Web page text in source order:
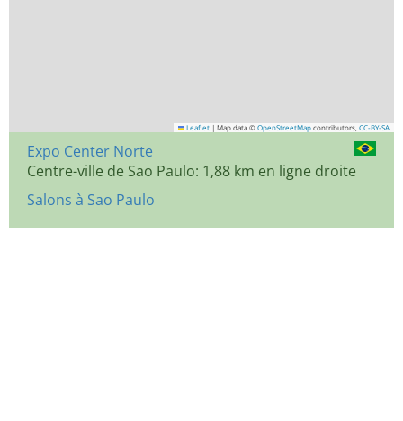
Leaflet | Map data © OpenStreetMap contributors, CC-BY-SA
Expo Center Norte
Centre-ville de Sao Paulo: 1,88 km en ligne droite
Salons à Sao Paulo